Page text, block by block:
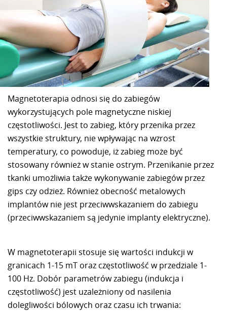
Magnetoterapia odnosi się do zabiegów
wykorzystujących pole magnetyczne niskiej
częstotliwości. Jest to zabieg, który przenika przez
wszystkie struktury, nie wpływając na wzrost
temperatury, co powoduje, iż zabieg może być
stosowany również w stanie ostrym. Przenikanie przez
tkanki umożliwia także wykonywanie zabiegów przez
gips czy odzież. Również obecność metalowych
implantów nie jest przeciwwskazaniem do zabiegu
(przeciwwskazaniem są jedynie implanty elektryczne).
W magnetoterapii stosuje się wartości indukcji w
granicach 1-15 mT oraz częstotliwość w przedziale 1-
100 Hz. Dobór parametrów zabiegu (indukcja i
częstotliwość) jest uzależniony od nasilenia
dolegliwości bólowych oraz czasu ich trwania: